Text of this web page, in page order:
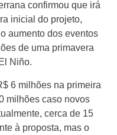
confirmou que irá
inicial do projeto,
aumento dos eventos
de uma primavera
Niño.
6 milhões na primeira
milhões caso novos
cerca de 15
à proposta, mas o